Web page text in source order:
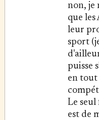
non, je
que
leur
sport
puisse
en tout
Le
est de